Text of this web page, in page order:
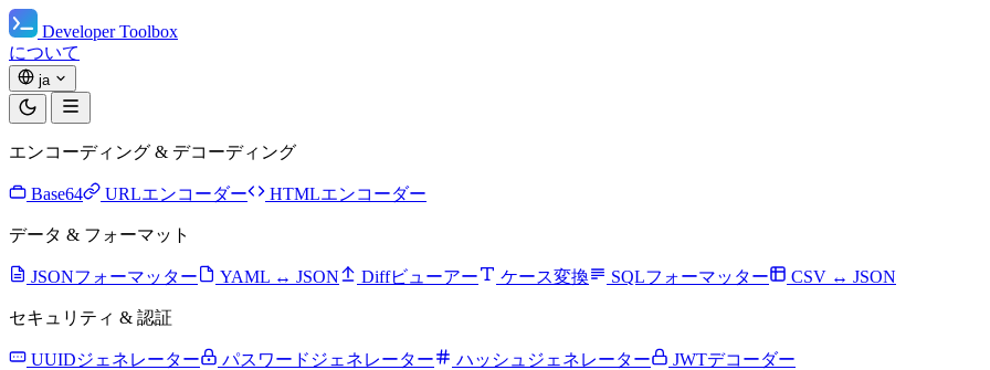
Developer Toolbox
について
ja
エンコーディング & デコーディング
Base64 URLエンコーダー HTMLエンコーダー
データ & フォーマット
JSONフォーマッター YAML ↔ JSON Diffビューアー ケース変換 SQLフォーマッター CSV ↔ JSON
セキュリティ & 認証
UUIDジェネレーター パスワードジェネレーター ハッシュジェネレーター JWTデコーダー